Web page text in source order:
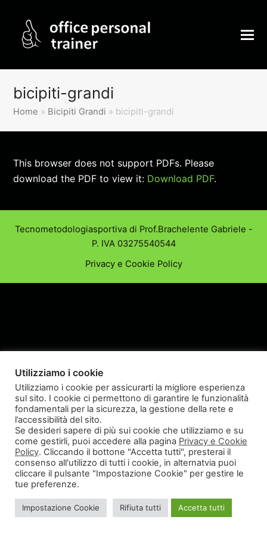
bicipiti-grandi
Home » Bicipiti Grandi » bicipiti-grandi
This browser does not support PDFs. Please
download the PDF to view it: Download PDF.
Tecnometodologiasportiva di Prof.Brachelente Gabriele -
P. IVA 03275540544
Privacy e Cookie Policy
Utilizziamo i cookie
Utilizziamo i cookie per assicurarti la migliore esperienza
sul sito. I cookie ci permettono di garantire le funzionalità
fondamentali per la sicurezza, la gestione della rete e
l’accessibilità del sito.
Se desideri sapere di più sui cookie che utilizziamo e su
come gestirli, puoi accedere alla pagina Privacy e Cookie
Policy. Cliccando il bottone "Accetta tutti", presterai il
consenso all'utilizzo di tutti i cookie, in alternatvia puoi
cliccare il pulsante "Impostazione Cookie" per gestire le
tue preferenze.
Impostazione Cookie Rifiuta tutti Accetta tutti